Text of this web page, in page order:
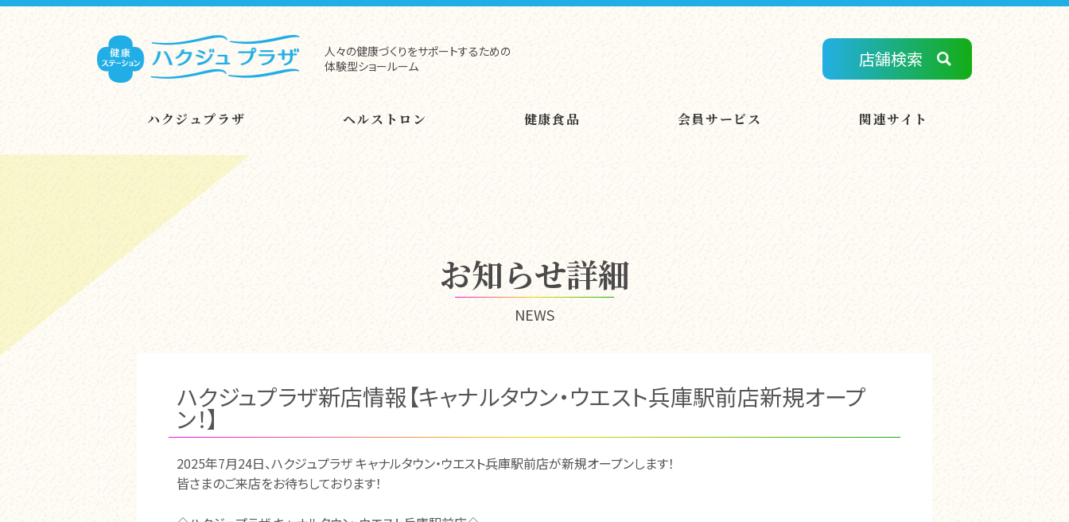
人々の健康づくりをサポートするための
体験型ショールーム
店舗検索
ハクジュプラザ ヘルストロン 健康食品 会員サービス 関連サイト
お知らせ詳細
NEWS
ハクジュプラザ新店情報【キャナルタウン・ウエスト兵庫駅前店新規オープ
ン！】
2025年7月24日、ハクジュプラザ キャナルタウン・ウエスト兵庫駅前店が新規オープンします！
皆さまのご来店をお待ちしております！